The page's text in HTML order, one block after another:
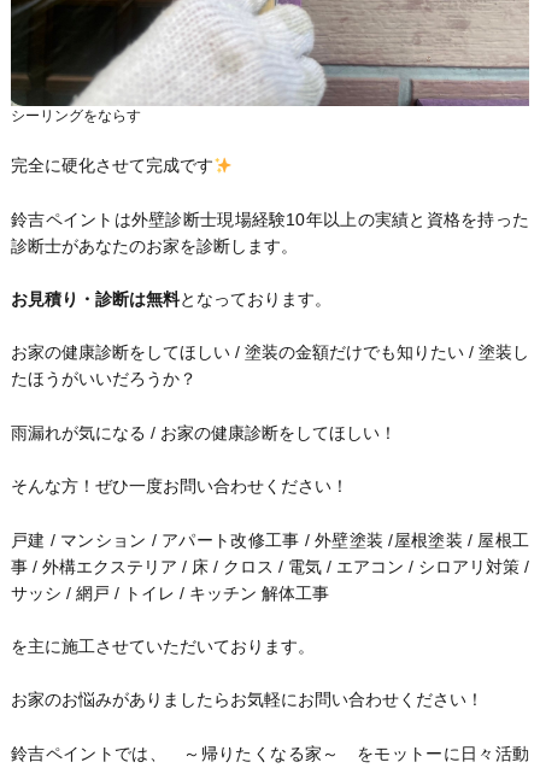
シーリングをならす
完全に硬化させて完成です
鈴吉ペイントは外壁診断士現場経験10年以上の実績と資格を持った
診断士があなたのお家を診断します。
お見積り・診断は無料となっております。
お家の健康診断をしてほしい / 塗装の金額だけでも知りたい / 塗装し
たほうがいいだろうか？
雨漏れが気になる / お家の健康診断をしてほしい！
そんな方！ぜひ一度お問い合わせください！
戸建 / マンション / アパート改修工事 / 外壁塗装 /屋根塗装 / 屋根工
事 / 外構エクステリア / 床 / クロス / 電気 / エアコン / シロアリ対策 /
サッシ / 網戸 / トイレ / キッチン 解体工事
を主に施工させていただいております。
お家のお悩みがありましたらお気軽にお問い合わせください！
鈴吉ペイントでは、 ～帰りたくなる家～ をモットーに日々活動